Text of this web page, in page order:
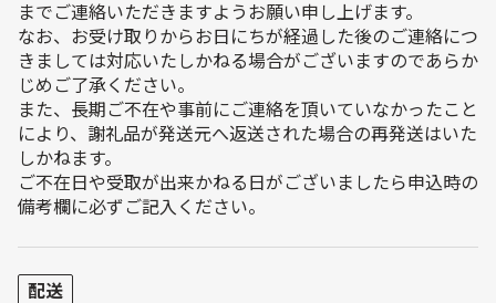
までご連絡いただきますようお願い申し上げます。
なお、お受け取りからお日にちが経過した後のご連絡につ
きましては対応いたしかねる場合がございますのであらか
じめご了承ください。
また、長期ご不在や事前にご連絡を頂いていなかったこと
により、謝礼品が発送元へ返送された場合の再発送はいた
しかねます。
ご不在日や受取が出来かねる日がございましたら申込時の
備考欄に必ずご記入ください。
配送